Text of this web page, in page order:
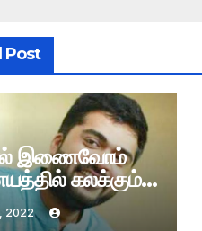
Post
இணைவோம்
கலக்கும்
2022